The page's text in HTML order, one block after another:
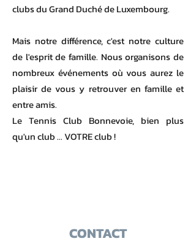
clubs du Grand Duché de Luxembourg.
Mais notre différence, c'est notre culture
de l'esprit de famille. Nous organisons de
nombreux événements où vous aurez le
plaisir de vous y retrouver en famille et
entre amis.
Le Tennis Club Bonnevoie, bien plus
qu'un club ... VOTRE club !
CONTACT